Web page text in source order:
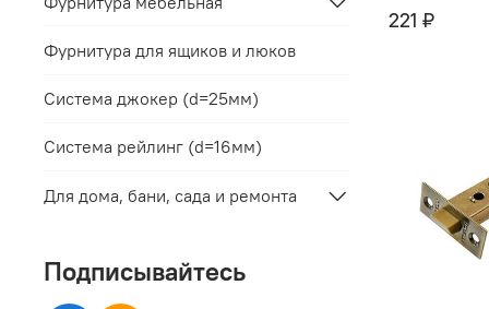
221 ₽
Фурнитура для ящиков и люков
Система джокер (d=25мм)
Система рейлинг (d=16мм)
Для дома, бани, сада и ремонта
Подписывайтесь